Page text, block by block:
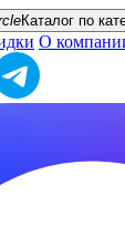
Каталог по
О